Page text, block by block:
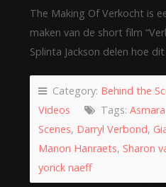
The Making Of Verkocht is
maken van de short film
Splinta Jackson delen hoe
Category: Behind the
Videos
Tags:
Scenes, Darryl Verbond,
Manon Hanraets, Sharon
yorick naeff